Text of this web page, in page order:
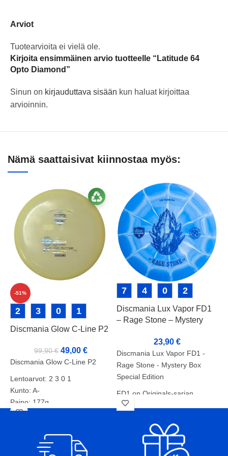
Arviot
Tuotearvioita ei vielä ole.
Kirjoita ensimmäinen arvio tuotteelle “Latitude 64
Opto Diamond”
Sinun on kirjauduttava sisään kun haluat kirjoittaa
arvioinnin.
Nämä saattaisivat kiinnostaa myös:
-51%
2 3 0 1
Discmania Glow C-Line P2
99,90€ 49,00 €
Discmania Glow C-Line P2
Lentoarvot: 2 3 0 1
Kunto: A-
Paino: 177g
7 4 0 2
Discmania Lux Vapor FD1
– Rage Stone – Mystery
23,90 €
Discmania Lux Vapor FD1 -
Rage Stone - Mystery Box
Special Edition
FD1 on Originals-sarjan
väylädraiveri, joka on
FD- ja FD3-kiekojemme välillä.
Vakaa lento, jolla on luotettava
feidi lopussa, on täydellinen